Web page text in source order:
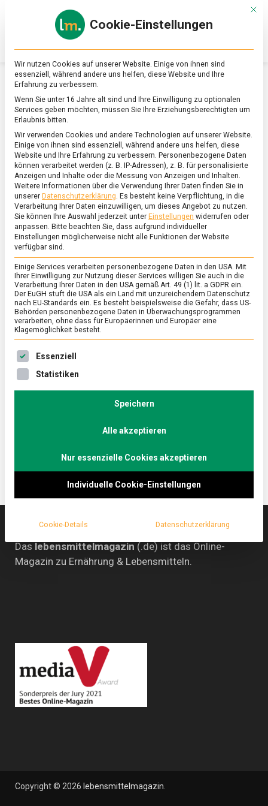
Online-
Magazin
zu
&
Ernährung
SCHLAGWORT:JOGHURT
FEATURED/KULTUR/WISSEN
Kulinarischer Kulturexport: Kochbuch
kurdische Küche
30. Juli 2021
kurdische
Hülya Baba, Erzieherin in einer Kreuzberger Kita,
schreibt ein prämiertes Kurdisches Kochbuch.
Darüber, dass Essen nicht nur Politik, sondern auch
einem leckeren kurdischen Frühstück, mit ihr.
Das lebensmittelmagazin (.de) ist das Online-
Magazin zu Ernährung & Lebensmitteln.
Copyright © 2026 lebensmittelmagazin
Mit
Cookie-Einstellungen
Wir nutzen Cookies auf unserer Website. Einige von ihnen sind
essenziell, während andere uns helfen, diese Website und Ihre
Erfahrung zu verbessern.
Wenn Sie unter 16 Jahre alt sind und Ihre Einwilligung zu optionalen
Services geben möchten, müssen Sie Ihre Erziehungsberechtigten um
Erlaubnis bitten.
Wir verwenden Cookies und andere Technologien auf unserer Website.
Einige von ihnen sind essenziell, während andere uns helfen, diese
Website und Ihre Erfahrung zu verbessern. Personenbezogene Daten
können verarbeitet werden (z. B. IP-Adressen), z. B. für personalisierte
Anzeigen und Inhalte oder die Messung von Anzeigen und Inhalten.
Weitere Informationen über die Verwendung Ihrer Daten finden Sie in
unserer Datenschutzerklärung. Es besteht keine Verpflichtung, in die
Verarbeitung Ihrer Daten einzuwilligen, um dieses Angebot zu nutzen.
Sie können Ihre Auswahl jederzeit unter Einstellungen widerrufen oder
anpassen. Bitte beachten Sie, dass aufgrund individueller
Einstellungen möglicherweise nicht alle Funktionen der Website
verfügbar sind.
Einige Services verarbeiten personenbezogene Daten in den USA. Mit
Ihrer Einwilligung zur Nutzung dieser Services willigen Sie auch in die
Verarbeitung Ihrer Daten in den USA gemäß Art. 49 (1) lit. a GDPR ein.
Der EuGH stuft die USA als ein Land mit unzureichendem Datenschutz
nach EU-Standards ein. Es besteht beispielsweise die Gefahr, dass US-
Behörden personenbezogene Daten in Überwachungsprogrammen
verarbeiten, ohne dass für Europäerinnen und Europäer eine
Klagemöglichkeit besteht.
Es folgt eine Liste der Service-Gruppen, für die eine
Essenziell
Statistiken
Speichern
Alle akzeptieren
Nur essenzielle Cookies akzeptieren
Individuelle Cookie-Einstellungen
Cookie-Details Datenschutzerklärung